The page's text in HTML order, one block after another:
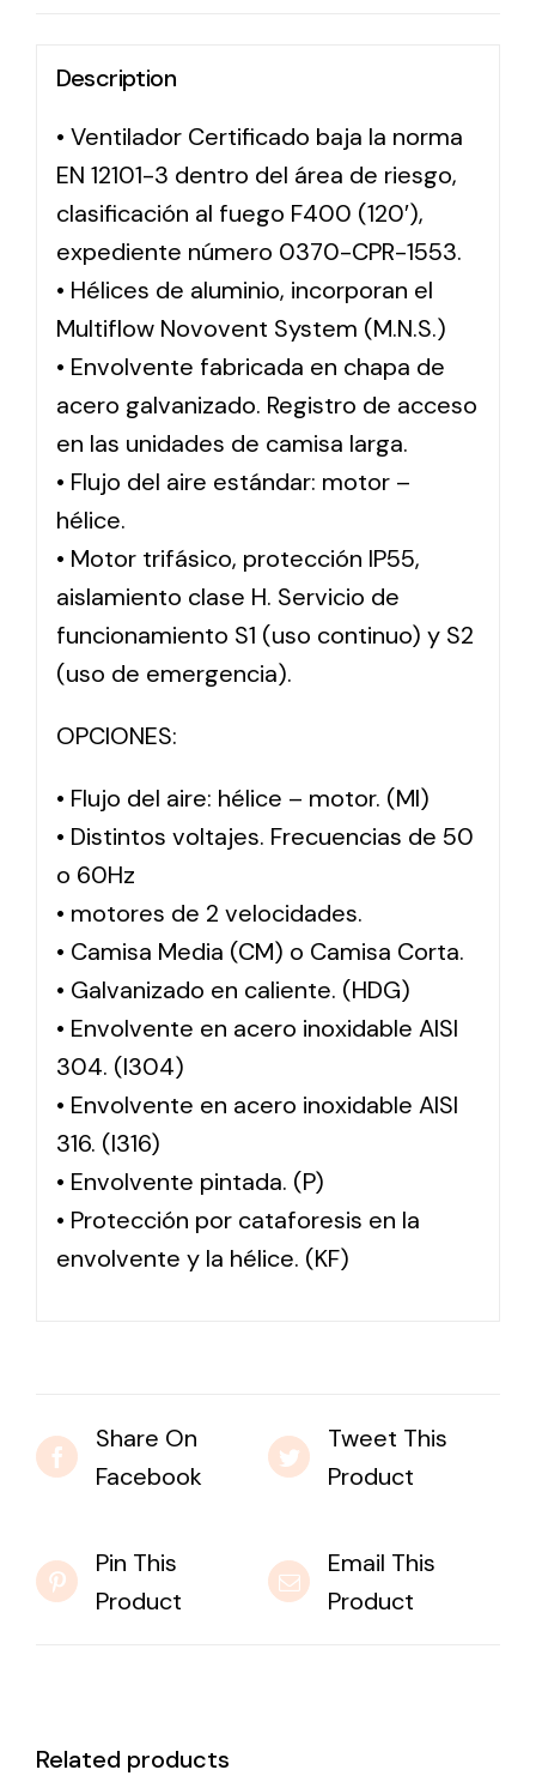
Description
• Ventilador Certificado baja la norma
EN 12101-3 dentro del área de riesgo,
clasificación al fuego F400 (120′),
expediente número 0370-CPR-1553.
• Hélices de aluminio, incorporan el
Multiflow Novovent System (M.N.S.)
• Envolvente fabricada en chapa de
acero galvanizado. Registro de acceso
en las unidades de camisa larga.
• Flujo del aire estándar: motor –
hélice.
• Motor trifásico, protección IP55,
aislamiento clase H. Servicio de
funcionamiento S1 (uso continuo) y S2
(uso de emergencia).
OPCIONES:
• Flujo del aire: hélice – motor. (MI)
• Distintos voltajes. Frecuencias de 50
o 60Hz
• motores de 2 velocidades.
• Camisa Media (CM) o Camisa Corta.
• Galvanizado en caliente. (HDG)
• Envolvente en acero inoxidable AISI
304. (I304)
• Envolvente en acero inoxidable AISI
316. (I316)
• Envolvente pintada. (P)
• Protección por cataforesis en la
envolvente y la hélice. (KF)
Share On
Facebook
Tweet This
Product
Pin This
Product
Email This
Product
Related products